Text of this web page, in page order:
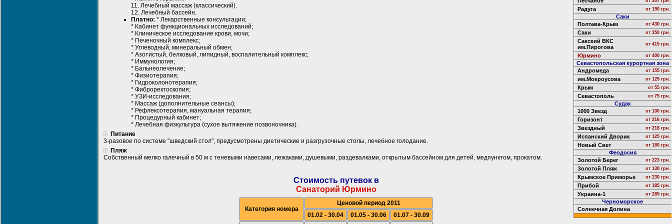
11. Лечебный массаж (классический).
12. Лечебный бассейн.
Платно: * Лекарственные консультации;
* Кабинет функциональных исследований;
* Клиническое исследование крови, мочи;
* Печеночный комплекс;
* Углеводный, минеральный обмен;
* Азотистый, белковый, липидный, воспалительный комплекс;
* Иммунология;
* Бальнеолечение;
* Физиотерапия;
* Гидроколонотерапия;
* Фиброректоскопия;
* УЗИ-исследования;
* Массаж (дополнительные сеансы);
* Рефлексотерапия, мануальная терапия;
* Процедурный кабинет;
* Лечебная физкультура (сухое вытяжение позвоночника).
Питание
3-разовое по системе "шведский стол", предусмотрены диетические и разгрузочные столы, лечебное голодание.
Пляж
Собственный мелко галечный в 50 м с теневыми навесами, лежаками, душевыми, раздевалками, открытым бассейном для детей, медпунктом, прокатом.
Стоимость путевок в
Санаторий Юрмино
Категория номера
Ценовой период 2011
01.02 - 30.04
01.05 - 30.06 01.07 - 30.09
Радуга от 190 грн.
Саки
Полтава-Крым
от 430 грн.
Саки от 350 грн.
Сакский ВКС
им.Пирогова
от 415 грн.
Юрмино от 400 грн.
Севастопольская курортная зона
Андромеда
от 155 грн.
им.Мокроусова от 125 грн.
Крым от 55 грн.
Севастополь от 75 грн.
Судак
1000 Звезд
от 100 грн.
Горизонт от 216 грн.
Звездный от 218 грн.
Испанский Дворик от 125 грн.
Новый Свет от 180 грн.
Феодосия
Золотой Берег
от 223 грн.
Золотой Пляж от 130 грн.
Крымское Приморье от 230 грн.
Прибой от 185 грн.
Украина-1 от 285 грн.
Черноморское
Солнечная Долина